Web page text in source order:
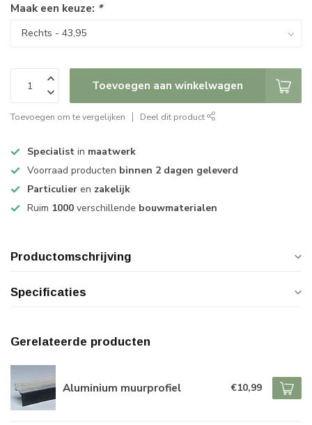
Maak een keuze: *
Toevoegen aan winkelwagen
Toevoegen om te vergelijken Deel dit product
Specialist in maatwerk
Voorraad producten binnen 2 dagen geleverd
Particulier en zakelijk
Ruim 1000 verschillende bouwmaterialen
Productomschrijving
Specificaties
Gerelateerde producten
Aluminium muurprofiel €10,99